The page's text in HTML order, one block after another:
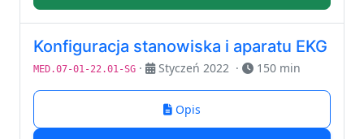
Konfiguracja stanowiska i aparatu EKG
MED.07-01-22.01-SG · Styczeń 2022 · 150 min
Opis